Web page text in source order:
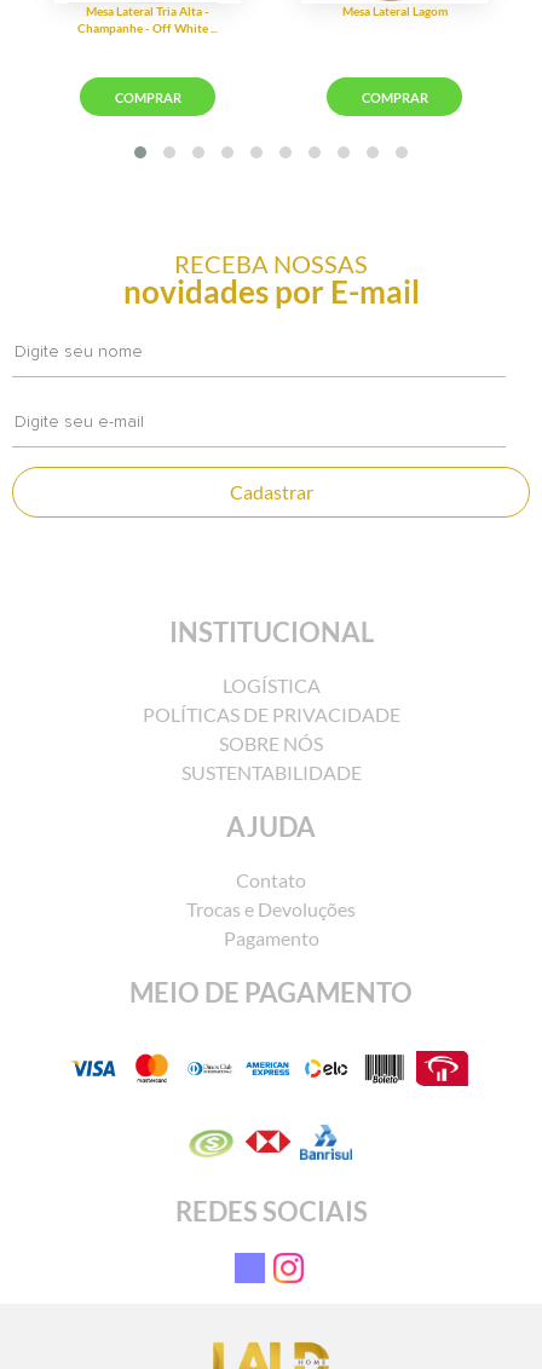
RECEBA NOSSAS
novidades por E-mail
Cadastrar
INSTITUCIONAL
LOGÍSTICA
POLÍTICAS DE PRIVACIDADE
SOBRE NÓS
SUSTENTABILIDADE
AJUDA
Contato
Trocas e Devoluções
Pagamento
MEIO DE PAGAMENTO
REDES SOCIAIS